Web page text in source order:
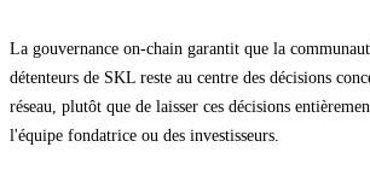
La gouvernance on-chain garantit que la
détenteurs de SKL reste au centre des décisions
réseau, plutôt que de laisser ces décisions
l'équipe fondatrice ou des investisseurs.